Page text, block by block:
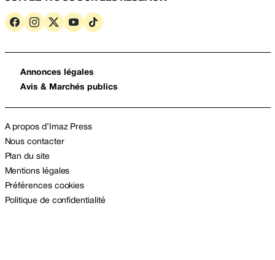
Annonces légales
Avis & Marchés publics
A propos d’Imaz Press
Nous contacter
Plan du site
Mentions légales
Préférences cookies
Politique de confidentialité